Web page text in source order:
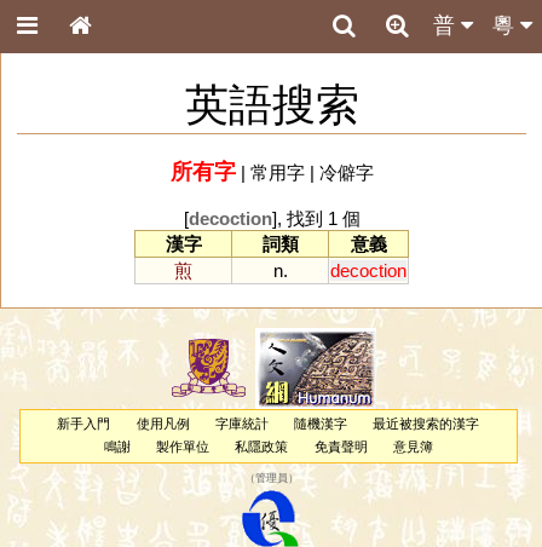
粵
普
英語搜索
所有字| 常用字| 冷僻字
[decoction], 找到 1 個
漢字
詞類
意義
煎
n. decoction
新手入門 使用凡例 字庫統計 隨機漢字
最近被搜索的漢字
鳴謝
製作單位 私隱政策 免責聲明 意見簿
（管理員 ）